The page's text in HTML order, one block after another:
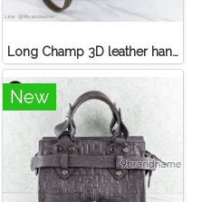
Long Champ 3D leather handbag
New